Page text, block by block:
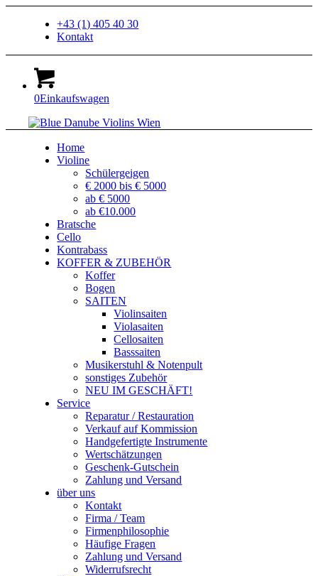
+43 (1) 405 40 30
Kontakt
0Einkaufswagen
Home
Violine
Schülergeigen
€ 2000 bis € 5000
ab € 5000
ab €10.000
Bratsche
Cello
Kontrabass
KOFFER & ZUBEHÖR
Koffer
Bogen
SAITEN
Violinsaiten
Violasaiten
Cellosaiten
Basssaiten
Musikerstuhl & Notenpult
sonstiges Zubehör
NEU IM GESCHÄFT!
Service
Reparatur / Restauration
Verkauf auf Kommission
Handgefertigte Instrumente
Wertschätzungen
Geschenk-Gutschein
Zahlung und Versand
über uns
Kontakt
Firma / Team
Firmenphilosophie
Häufige Fragen
Zahlung und Versand
Widerrufsrecht